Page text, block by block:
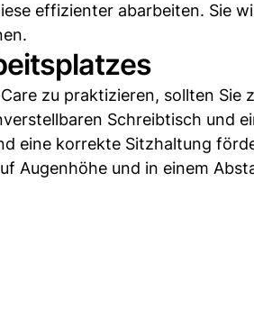
effizienter abarbeiten. Sie
zu praktizieren, sollten Sie
Schreibtisch und
eine korrekte Sitzhaltung
Augenhöhe und in einem